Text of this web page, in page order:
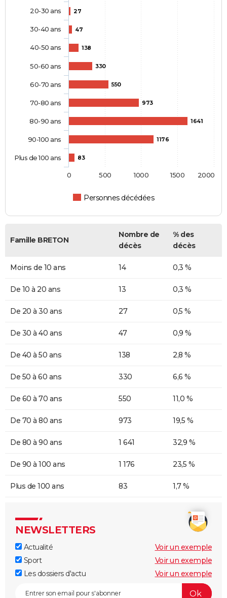
27
47
138
330
550
973
1641
1176
83
Personnes décédées
20-30 ans
30-40 ans
40-50 ans
50-60 ans
60-70 ans
70-80 ans
80-90 ans
90-100 ans
Plus de 100 ans
0 500 1000 1500 2000
Famille BRETON
Nombre de
décès
% des
décès
Moins de 10 ans 14 0,3 %
De 10 à 20 ans 13 0,3 %
De 20 à 30 ans 27 0,5 %
De 30 à 40 ans 47 0,9 %
De 40 à 50 ans 138 2,8 %
De 50 à 60 ans 330 6,6 %
De 60 à 70 ans 550 11,0 %
De 70 à 80 ans 973 19,5 %
De 80 à 90 ans 1 641 32,9 %
De 90 à 100 ans 1 176 23,5 %
Plus de 100 ans 83 1,7 %
NEWSLETTERS
Actualité
Voir un exemple
Sport
Voir un exemple
Les dossiers d'actu
Voir un exemple